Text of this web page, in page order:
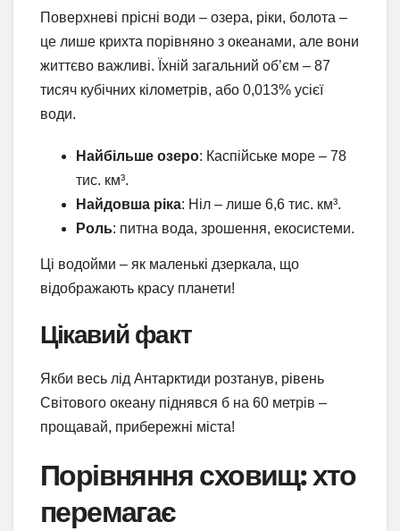
Поверхневі прісні води – озера, ріки, болота –
це лише крихта порівняно з океанами, але вони
життєво важливі. Їхній загальний об’єм – 87
тисяч кубічних кілометрів, або 0,013% усієї
води.
Найбільше озеро: Каспійське море – 78
тис. км³.
Найдовша ріка: Ніл – лише 6,6 тис. км³.
Роль: питна вода, зрошення, екосистеми.
Ці водойми – як маленькі дзеркала, що
відображають красу планети!
Цікавий факт
Якби весь лід Антарктиди розтанув, рівень
Світового океану піднявся б на 60 метрів –
прощавай, прибережні міста!
Порівняння сховищ: хто
перемагає